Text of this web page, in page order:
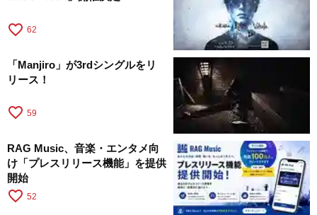
favorite_border 62
「Manjiro」が3rdシングルをリ
リース！
favorite_border 59
RAG Music、音楽・エンタメ向
け「プレスリリース機能」を提供
開始
favorite_border 52